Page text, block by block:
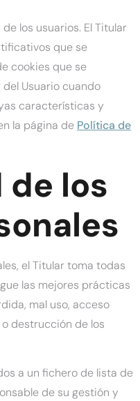
los usuarios. El Titular
que se
cookies que se
Usuario cuando
características y
la página de Política de
de los
el Titular toma todas
las mejores prácticas
mal uso, acceso
destrucción de los
a un fichero de lista de
de su gestión y